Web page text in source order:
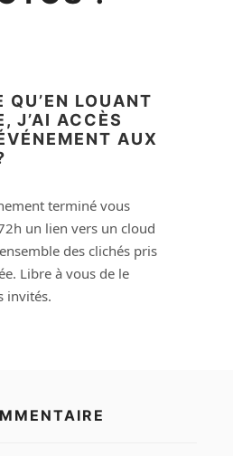
QU’EN LOUANT
J’AI ACCÈS
AUX
terminé vous
un lien vers un cloud
des clichés pris
Libre à vous de le
invités.